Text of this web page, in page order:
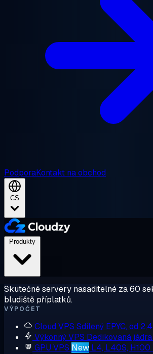
PodporaKontakt na obchod
CS
Skutečné servery nasaditelné za 60
bludiště příplatků.
VÝPOČET
Cloud VPS Sdílený EPYC, od
Výkonný VPS Dedikovaná jádra
GPU VPS New L4, L40S,